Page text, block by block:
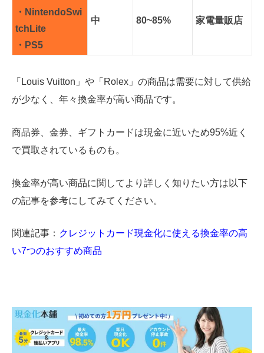
・NintendoSwi
tchLite
・PS5
中 80~85% 家電量販店
「Louis Vuitton」や「Rolex」の商品は需要に対して供給
が少なく、年々換金率が高い商品です。
商品券、金券、ギフトカードは現金に近いため95%近く
で買取されているものも。
換金率が高い商品に関してより詳しく知りたい方は以下
の記事を参考にしてみてください。
関連記事： クレジットカード現金化に使える換金率の高
い7つのおすすめ商品